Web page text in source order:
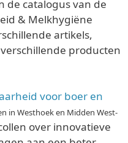
de catalogus van de
& Melkhygiëne
artikels,
producten
voor boer en
in Westhoek en Midden West-
over innovatieve